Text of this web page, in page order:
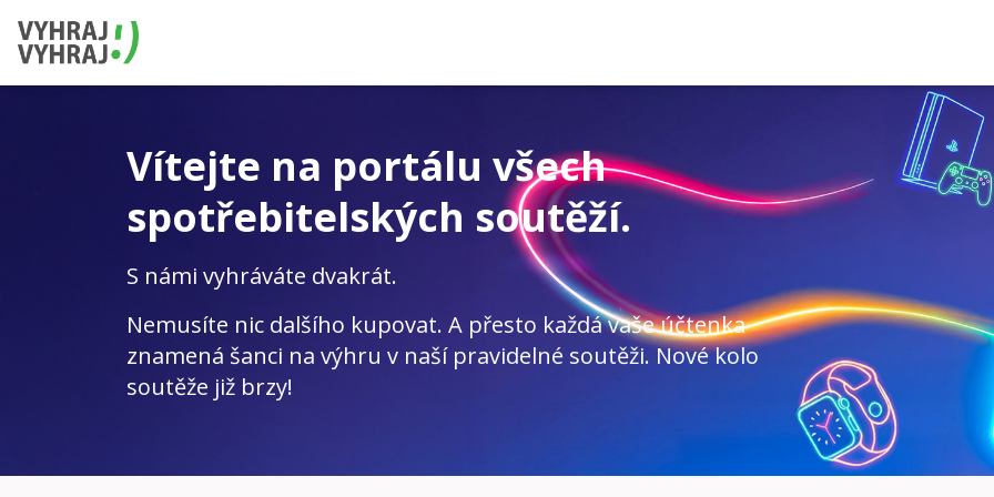
Vítejte na portálu všech
spotřebitelských soutěží.
S námi vyhráváte dvakrát.
Nemusíte nic dalšího kupovat. A přesto každá vaše účtenka
znamená šanci na výhru v naší pravidelné soutěži. Nové kolo
soutěže již brzy!